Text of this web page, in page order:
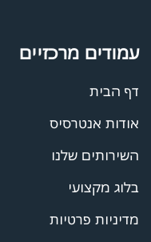
עמודים מרכזיים
דף הבית
אודות אנטרסיס
השירותים שלנו
בלוג מקצועי
מדיניות פרטיות